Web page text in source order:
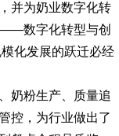
并为奶业数字化转
——数字化转型与创
化发展的跃迁必经
奶粉生产、质量追
控，为行业做出了